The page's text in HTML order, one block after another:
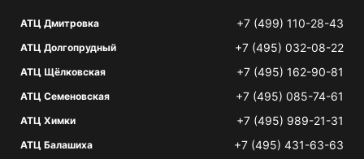
АТЦ Дмитровка +7 (499) 110-28-43
АТЦ Долгопрудный +7 (495) 032-08-22
АТЦ Щёлковская +7 (495) 162-90-81
АТЦ Семеновская +7 (495) 085-74-61
АТЦ Химки +7 (495) 989-21-31
АТЦ Балашиха +7 (495) 431-63-63